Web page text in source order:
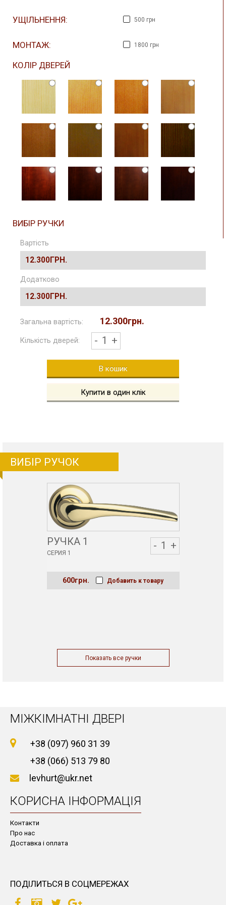
УЩІЛЬНЕННЯ: 500 грн
МОНТАЖ: 1800 грн
КОЛІР ДВЕРЕЙ
ВИБІР РУЧКИ
Вартість
12.300ГРН.
Додатково
12.300ГРН.
Загальна вартість: 12.300грн.
Кількість дверей: - 1 +
В кошик
Купити в один клік
ВИБІР РУЧОК
РУЧКА 1
СЕРИЯ 1
- 1 +
600грн. Добавить к товару
Показать все ручки
МІЖКІМНАТНІ ДВЕРІ
+38 (097) 960 31 39
+38 (066) 513 79 80
levhurt@ukr.net
КОРИСНА ІНФОРМАЦІЯ
Контакти
Про нас
Доставка і оплата
ПОДІЛИТЬСЯ В СОЦМЕРЕЖАХ